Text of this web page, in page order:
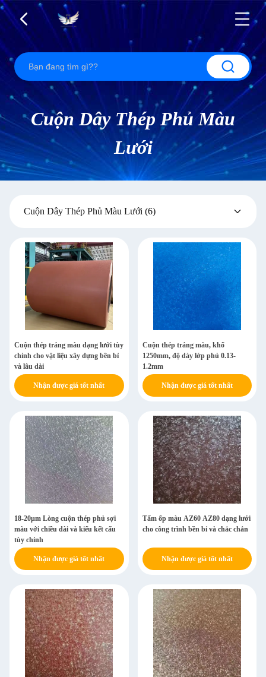
Cuộn Dây Thép Phủ Màu
Lưới
Cuộn Dây Thép Phủ Màu Lưới (6)
Cuộn thép tráng màu dạng lưới tùy
chỉnh cho vật liệu xây dựng bền bỉ
và lâu dài
Nhận được giá tốt nhất
Cuộn thép tráng màu, khổ
1250mm, độ dày lớp phủ 0.13-
1.2mm
Nhận được giá tốt nhất
18-20μm Lòng cuộn thép phủ sợi
màu với chiều dài và kiểu kết cấu
tùy chỉnh
Nhận được giá tốt nhất
Tấm ốp màu AZ60 AZ80 dạng lưới
cho công trình bền bỉ và chắc chắn
Nhận được giá tốt nhất